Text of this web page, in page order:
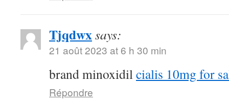
Tjqdwxsays:
21 août 2023 at 6 h 30 min
brand minoxidilcialis 10mg for
Répondre